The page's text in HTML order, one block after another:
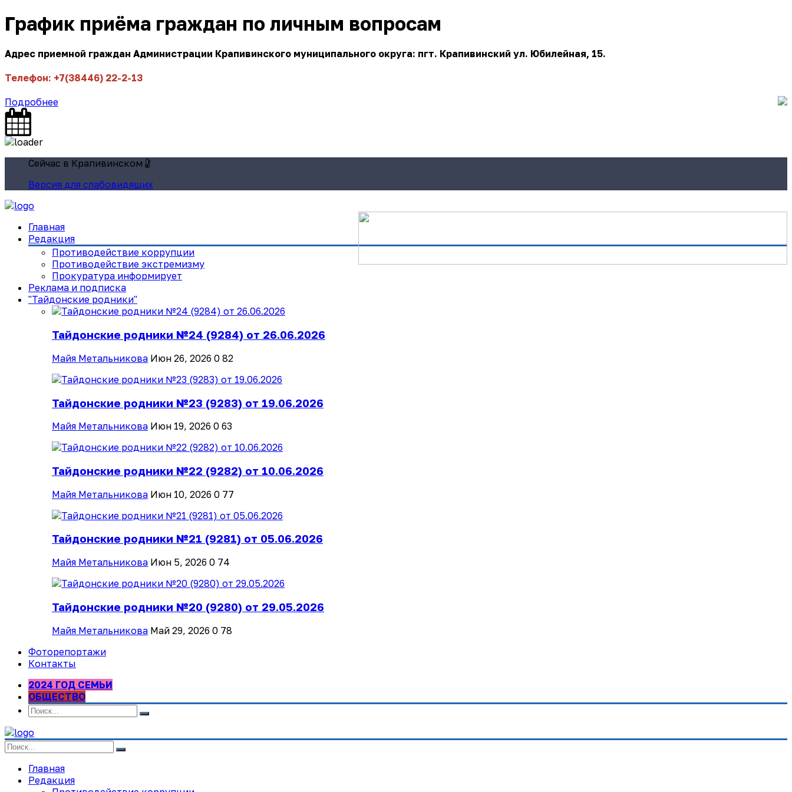
График приёма граждан по личным вопросам
Адрес приемной граждан Администрации Крапивинского муниципального округа: пгт. Крапивинский ул. Юбилейная, 15.
Телефон: +7(38446) 22-2-13
Подробнее
Сейчас в Крапивинском
Версия для слабовидящих
Главная
Редакция
Противодействие коррупции
Противодействие экстремизму
Прокуратура информирует
Реклама и подписка
"Тайдонские родники"
Тайдонские родники №24 (9284) от 26.06.2026
Майя Метальникова Июн 26, 2026 0 82
Тайдонские родники №23 (9283) от 19.06.2026
Майя Метальникова Июн 19, 2026 0 63
Тайдонские родники №22 (9282) от 10.06.2026
Майя Метальникова Июн 10, 2026 0 77
Тайдонские родники №21 (9281) от 05.06.2026
Майя Метальникова Июн 5, 2026 0 74
Тайдонские родники №20 (9280) от 29.05.2026
Майя Метальникова Май 29, 2026 0 78
Фоторепортажи
Контакты
2024 ГОД СЕМЬИ
ОБЩЕСТВО
Главная
Редакция